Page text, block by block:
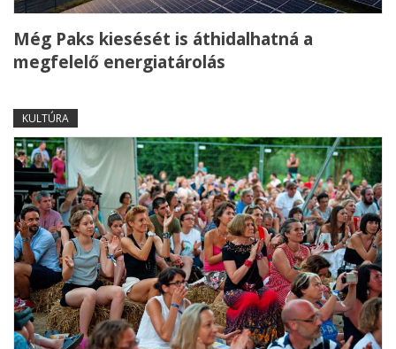
Még Paks kiesését is áthidalhatná a
megfelelő energiatárolás
KULTÚRA